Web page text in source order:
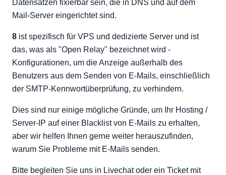
Datensätzen fixierbar sein, die in DNS und auf dem
Mail-Server eingerichtet sind.
8 ist spezifisch für VPS und dedizierte Server und ist
das, was als "Open Relay" bezeichnet wird -
Konfigurationen, um die Anzeige außerhalb des
Benutzers aus dem Senden von E-Mails, einschließlich
der SMTP-Kennwortüberprüfung, zu verhindern.
Dies sind nur einige mögliche Gründe, um Ihr Hosting /
Server-IP auf einer Blacklist von E-Mails zu erhalten,
aber wir helfen Ihnen gerne weiter herauszufinden,
warum Sie Probleme mit E-Mails senden.
Bitte begleiten Sie uns in Livechat oder ein Ticket mit